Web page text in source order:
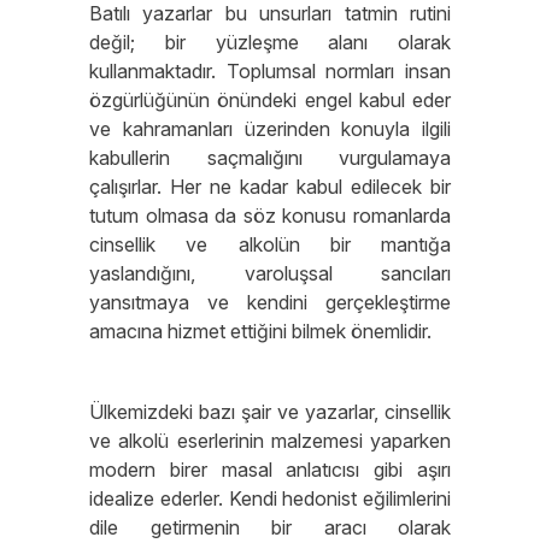
Batılı yazarlar bu unsurları tatmin rutini
değil; bir yüzleşme alanı olarak
kullanmaktadır. Toplumsal normları insan
özgürlüğünün önündeki engel kabul eder
ve kahramanları üzerinden konuyla ilgili
kabullerin saçmalığını vurgulamaya
çalışırlar. Her ne kadar kabul edilecek bir
tutum olmasa da söz konusu romanlarda
cinsellik ve alkolün bir mantığa
yaslandığını, varoluşsal sancıları
yansıtmaya ve kendini gerçekleştirme
amacına hizmet ettiğini bilmek önemlidir.
Ülkemizdeki bazı şair ve yazarlar, cinsellik
ve alkolü eserlerinin malzemesi yaparken
modern birer masal anlatıcısı gibi aşırı
idealize ederler. Kendi hedonist eğilimlerini
dile getirmenin bir aracı olarak